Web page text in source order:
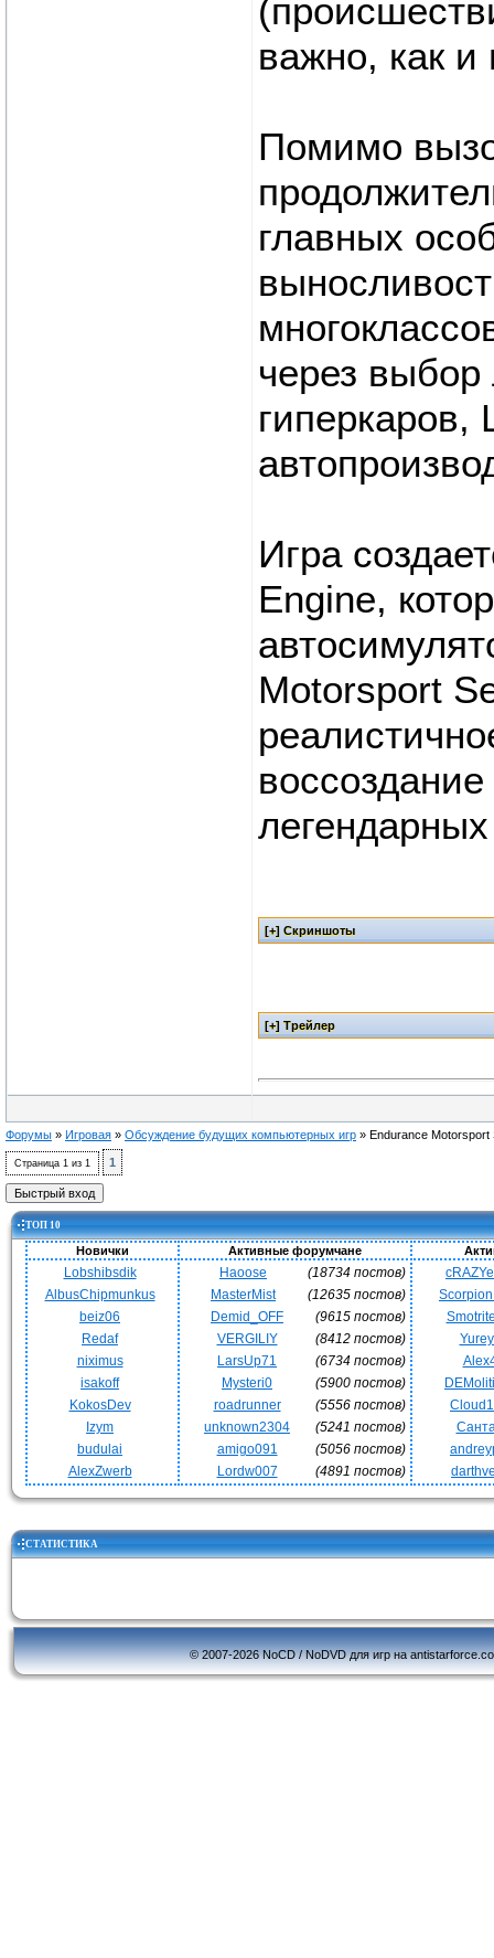
важно, как
Помимо
главных
через
гиперкаров,
Игра
Engine,
Motorsport
Форумы » Игровая » Обсуждение будущих компьютерных игр » Endurance Motorsport
Страница 1 из 1 1
ТОП 10
Новички Активные форумчане
Lobshibsdik
AlbusChipmunkus
beiz06
Redaf
niximus
isakoff
KokosDev
Izym
budulai
AlexZwerb
Haoose
(18734 постов)
MasterMist
(12635 постов)
Demid_OFF
(9615 постов)
VERGILIY
(8412 постов)
LarsUp71
(6734 постов)
Mysteri0
(5900 постов)
roadrunner
(5556 постов)
unknown2304
(5241 постов)
amigo091
(5056 постов)
Lordw007
(4891 постов)
СТАТИСТИКА
© 2007-2026 NoCD / NoDVD для игр на